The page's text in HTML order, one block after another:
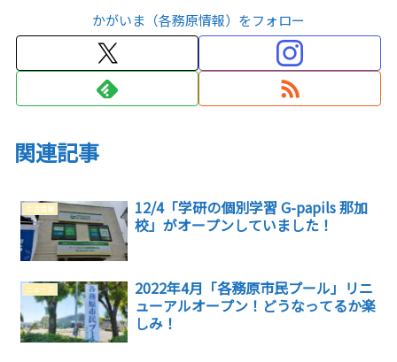
かがいま（各務原情報）をフォロー
関連記事
生活情報
12/4「学研の個別学習 G-papils 那加
校」がオープンしていました！
ニュース
2022年4月「各務原市民プール」リニ
ューアルオープン！どうなってるか楽
しみ！